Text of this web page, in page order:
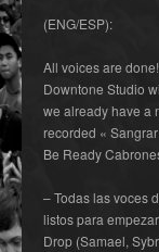
(ENG/ESP):
All voices are
Downtone Studio
we already have a
recorded «
Be Ready
– Todas las voces
listos para
Drop (Samael,